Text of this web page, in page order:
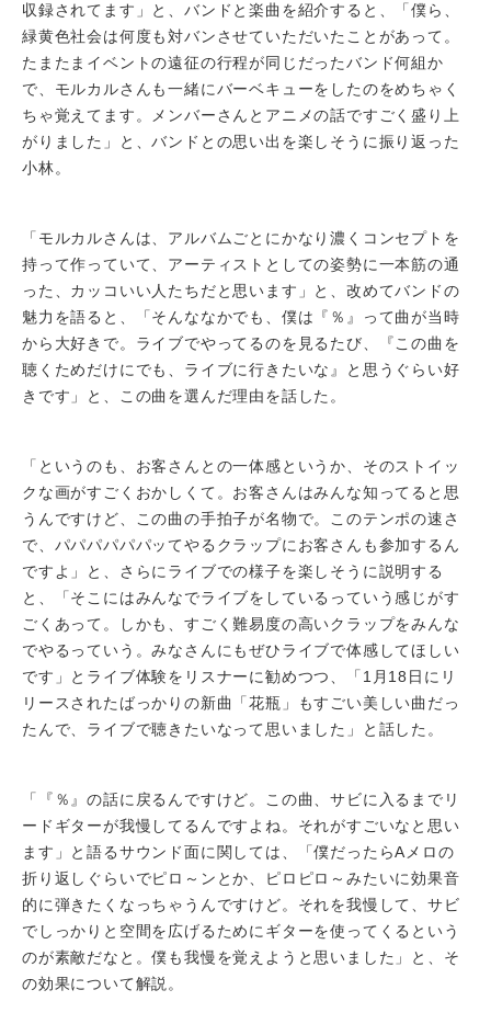
収録されてます」と、バンドと楽曲を紹介すると、「僕ら、
緑黄色社会は何度も対バンさせていただいたことがあって。
たまたまイベントの遠征の行程が同じだったバンド何組か
で、モルカルさんも一緒にバーベキューをしたのをめちゃく
ちゃ覚えてます。メンバーさんとアニメの話ですごく盛り上
がりました」と、バンドとの思い出を楽しそうに振り返った
小林。
「モルカルさんは、アルバムごとにかなり濃くコンセプトを
持って作っていて、アーティストとしての姿勢に一本筋の通
った、カッコいい人たちだと思います」と、改めてバンドの
魅力を語ると、「そんななかでも、僕は『％』って曲が当時
から大好きで。ライブでやってるのを見るたび、『この曲を
聴くためだけにでも、ライブに行きたいな』と思うぐらい好
きです」と、この曲を選んだ理由を話した。
「というのも、お客さんとの一体感というか、そのストイッ
クな画がすごくおかしくて。お客さんはみんな知ってると思
うんですけど、この曲の手拍子が名物で。このテンポの速さ
で、パパパパパパッてやるクラップにお客さんも参加するん
ですよ」と、さらにライブでの様子を楽しそうに説明する
と、「そこにはみんなでライブをしているっていう感じがす
ごくあって。しかも、すごく難易度の高いクラップをみんな
でやるっていう。みなさんにもぜひライブで体感してほしい
です」とライブ体験をリスナーに勧めつつ、「1月18日にリ
リースされたばっかりの新曲「花瓶」もすごい美しい曲だっ
たんで、ライブで聴きたいなって思いました」と話した。
「『％』の話に戻るんですけど。この曲、サビに入るまでリ
ードギターが我慢してるんですよね。それがすごいなと思い
ます」と語るサウンド面に関しては、「僕だったらAメロの
折り返しぐらいでピロ～ンとか、ピロピロ～みたいに効果音
的に弾きたくなっちゃうんですけど。それを我慢して、サビ
でしっかりと空間を広げるためにギターを使ってくるという
のが素敵だなと。僕も我慢を覚えようと思いました」と、そ
の効果について解説。